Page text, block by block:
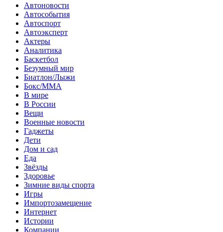
Автоновости
Автособытия
Автоспорт
Автоэксперт
Актеры
Аналитика
Баскетбол
Безумный мир
Биатлон/Лыжи
Бокс/MMA
В мире
В России
Вещи
Военные новости
Гаджеты
Дети
Дом и сад
Еда
Звёзды
Здоровье
Зимние виды спорта
Игры
Импортозамещение
Интернет
Истории
Компании